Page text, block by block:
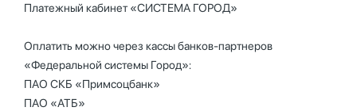
Платежный кабинет «СИСТЕМА ГОРОД»
Оплатить можно через кассы банков-партнеров
«Федеральной системы Город»:
ПАО СКБ «Примсоцбанк»
ПАО «АТБ»